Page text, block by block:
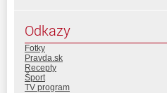
Odkazy
Fotky
Pravda.sk
Recepty
Šport
TV program